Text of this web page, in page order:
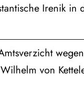
Irenik in
von